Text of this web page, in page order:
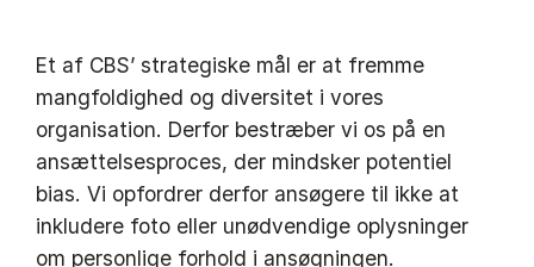
Et af CBS’ strategiske mål er at fremme
mangfoldighed og diversitet i vores
organisation. Derfor bestræber vi os på en
ansættelsesproces, der mindsker potentiel
bias. Vi opfordrer derfor ansøgere til ikke at
inkludere foto eller unødvendige oplysninger
om personlige forhold i ansøgningen.